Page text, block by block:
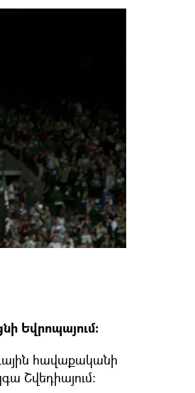
Եվրոպայում։
հավաքականի
Շվեդիայում: